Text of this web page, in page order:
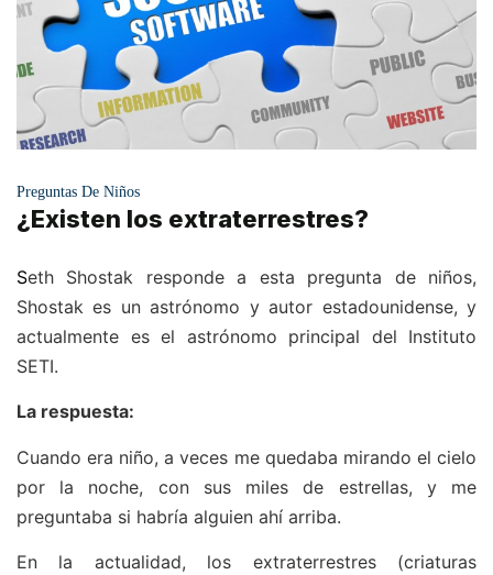
Preguntas De Niños
¿Existen los extraterrestres?
Seth Shostak responde a esta pregunta de niños,
Shostak es un astrónomo y autor estadounidense, y
actualmente es el astrónomo principal del Instituto
SETI.
La respuesta:
Cuando era niño, a veces me quedaba mirando el cielo
por la noche, con sus miles de estrellas, y me
preguntaba si habría alguien ahí arriba.
En la actualidad, los extraterrestres (criaturas